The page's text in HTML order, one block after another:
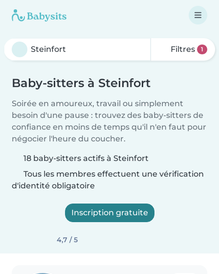
Filtres 1
Baby-sitters à Steinfort
Soirée en amoureux, travail ou simplement
besoin d'une pause : trouvez des baby-sitters de
confiance en moins de temps qu'il n'en faut pour
négocier l'heure du coucher.
18 baby-sitters actifs à Steinfort
Tous les membres effectuent une vérification
d'identité obligatoire
Inscription gratuite
4,7 / 5